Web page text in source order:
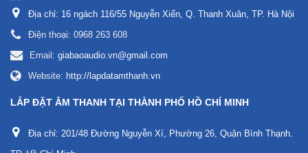
Địa chỉ: 16 ngách 116/55 Nguyễn Xiển, Q. Thanh Xuân, TP. Hà Nội
Điện thoại: 0968 263 608
Email: giabaoaudio.vn@gmail.com
Website: http://lapdatamthanh.vn
LẮP ĐẶT ÂM THANH TẠI THÀNH PHỐ HỒ CHÍ MINH
Địa chỉ: 201/48 Đường Nguyễn Xí, Phường 26, Quận Bình Thạnh.